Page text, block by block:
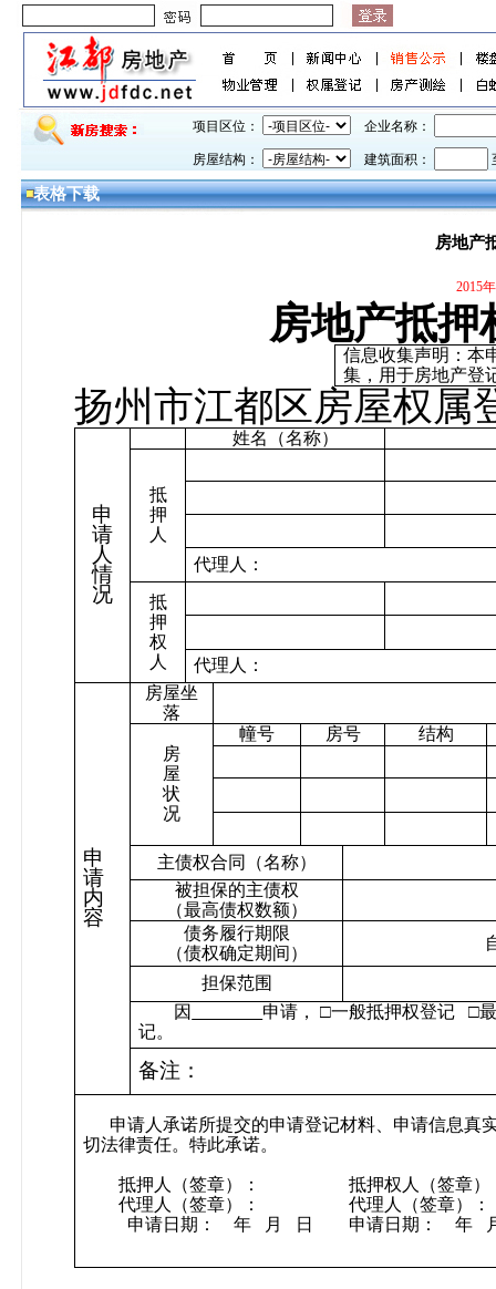
项目区位： 企业名称：
房屋结构： 建筑面积：
表格下载
房地产
2015
房地产抵押
信息收集声明：本
集，用于房地产登
扬州市江都区房屋权属
申
请
人
情
况
姓名（名称）
抵
押
人
代理人：
抵
押
权
人
代理人：
申
请
内
容
房屋坐
落
房
屋
状
况
幢号 房号 结构
主债权合同（名称）
被担保的主债权
（最高债权数额）
债务履行期限
（债权确定期间）
担保范围
因
申请， □一般抵押权登记
□
记。
备注：
申请人承诺所提交的申请登记材料、申请信息真
切法律责任。特此承诺。
抵押人（签章）：
抵押权人（签章）
代理人（签章）：
代理人（签章）：
申请日期：
年 月 日 申请日期： 年